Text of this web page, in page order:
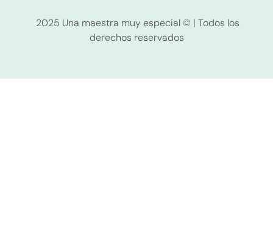
2025 Una maestra muy especial © | Todos los
derechos reservados